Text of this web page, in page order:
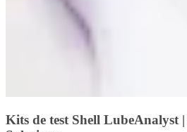
Kits de test Shell LubeAnalyst